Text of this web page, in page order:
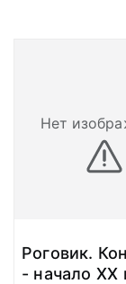
Нет
Роговик.
- начало ХХ